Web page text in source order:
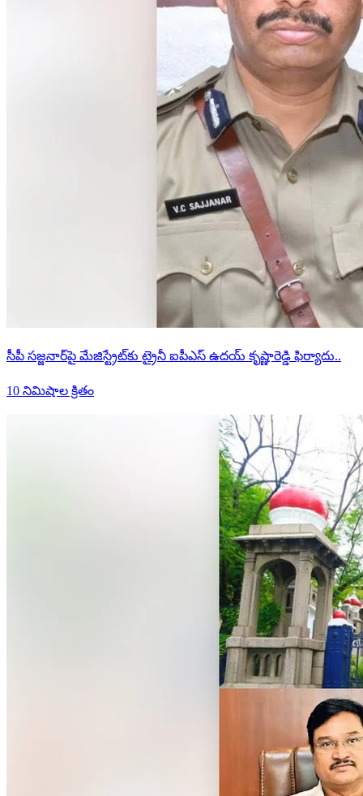
సీపీ సజ్జనార్‌పై మేజిస్ట్రేట్‌కు ట్రైనీ ఐపీఎస్ ఉదయ్ కృష్ణారెడ్డి ఫిర్యాదు..
10 నిమిషాల క్రితం